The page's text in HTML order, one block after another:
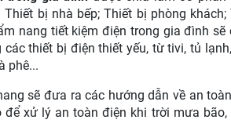
bị nhà bếp; Thiết bị phòng
nang tiết kiệm điện trong gia đình
thiết bị điện thiết yếu, từ tivi, tủ
phê...
sẽ đưa ra các hướng dẫn về an
để xử lý an toàn điện khi trời mưa